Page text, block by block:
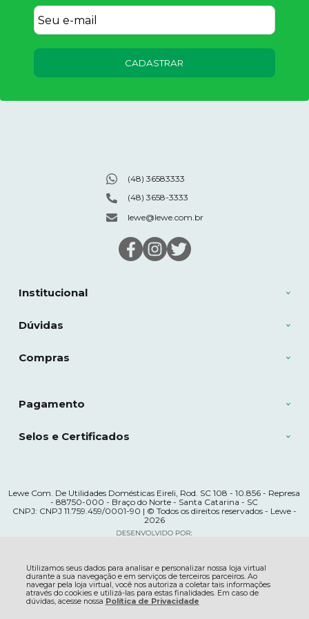
Utilizamos seus dados para analisar e personalizar nossa loja virtual
durante a sua navegação e em serviços de terceiros parceiros. Ao
navegar pela loja virtual, você nos autoriza a coletar tais informações
através do cookies e utilizá-las para estas finalidades. Em caso de
dúvidas, acesse nossa Política de Privacidade
CADASTRAR
Institucional
Dúvidas
Compras
(48) 36583333
(48) 3658-3333
lewe@lewe.com.br
Pagamento
Selos e Certificados
Lewe Com. De Utilidades Domésticas Eireli, Rod. SC 108 - 10.856 - Represa
- 88750-000 - Braço do Norte - Santa Catarina - SC
CNPJ: CNPJ 11.759.459/0001-90 | © Todos os direitos reservados - Lewe -
2026